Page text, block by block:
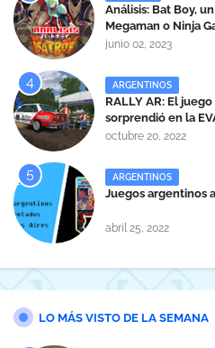
Análisis: Bat Boy,
Megaman o Ninja
junio 02, 2023
ARGENTINOS
RALLY AR: El
sorprendió en la
octubre 20, 2022
ARGENTINOS
Juegos argentinos
abril 25, 2022
LO MÁS VISTO DE LA SEMANA